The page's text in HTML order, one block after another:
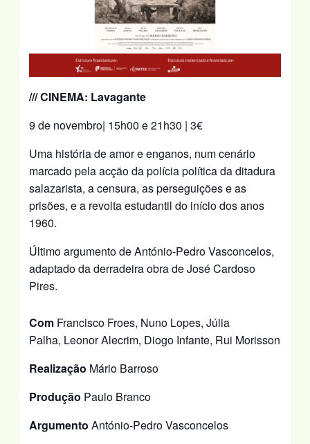
/// CINEMA: Lavagante
9 de novembro| 15h00 e 21h30 | 3€
Uma história de amor e enganos, num cenário
marcado pela acção da polícia política da ditadura
salazarista, a censura, as perseguições e as
prisões, e a revolta estudantil do início dos anos
1960.
Último argumento de António-Pedro Vasconcelos,
adaptado da derradeira obra de José Cardoso
Pires.
Com Francisco Froes, Nuno Lopes, Júlia
Palha, Leonor Alecrim, Diogo Infante, Rui Morisson
Realização Mário Barroso
Produção Paulo Branco
Argumento António-Pedro Vasconcelos